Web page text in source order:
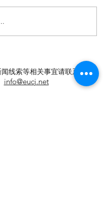
报】“科技+非遗”
第六届“广东文化
线索等相关事宜请联系
info@eucj.net